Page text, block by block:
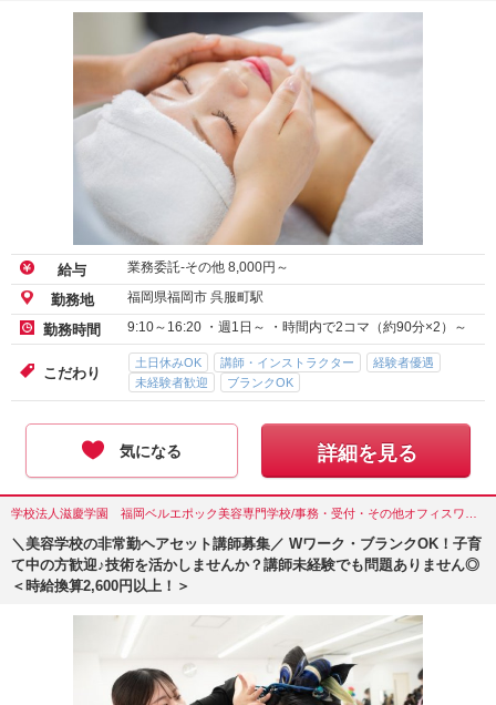
給与 業務委託-その他 8,000円～
勤務地 福岡県福岡市 呉服町駅
勤務時間 9:10～16:20 ・週1日～ ・時間内で2コマ（約90分×2）～
こだわり
土日休みOK 講師・インストラクター
経験者優遇
未経験者歓迎
ブランクOK
気になる 詳細を見る
＼美容学校の非常勤ヘアセット講師募集／ Wワーク・ブランクOK！子育
て中の方歓迎♪技術を活かしませんか？講師未経験でも問題ありません◎
＜時給換算2,600円以上！＞